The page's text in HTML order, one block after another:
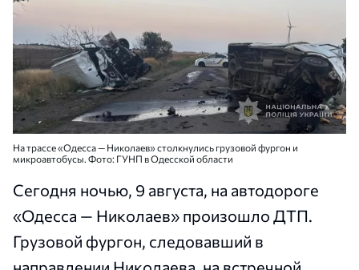
На трассе «Одесса — Николаев» столкнулись грузовой фургон и
микроавтобусы. Фото: ГУНП в Одесской области
Сегодня ночью, 9 августа, на автодороге
«Одесса — Николаев» произошло ДТП.
Грузовой фургон, следовавший в